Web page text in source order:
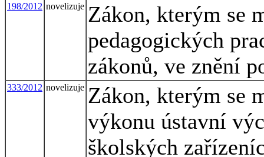
198/2012 novelizuje Zákon, kterým se
pedagogických
zákonů, ve znění
333/2012 novelizuje Zákon, kterým se
výkonu ústavní
školských